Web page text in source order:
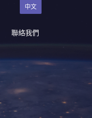
聯絡我們
中文